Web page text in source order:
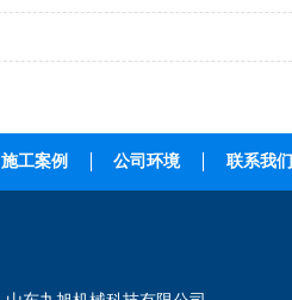
施工案例 公司环境 联系我们